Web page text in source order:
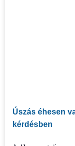
Úszás éhesen
kérdésben